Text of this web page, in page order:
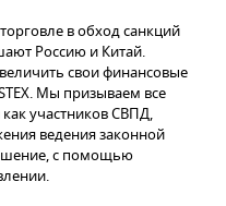
в обход санкций
Россию и Китай.
свои финансовые
Мы призываем все
участников СВПД,
ведения законной
с помощью